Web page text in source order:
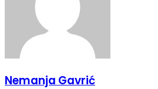
Nemanja Gavrić